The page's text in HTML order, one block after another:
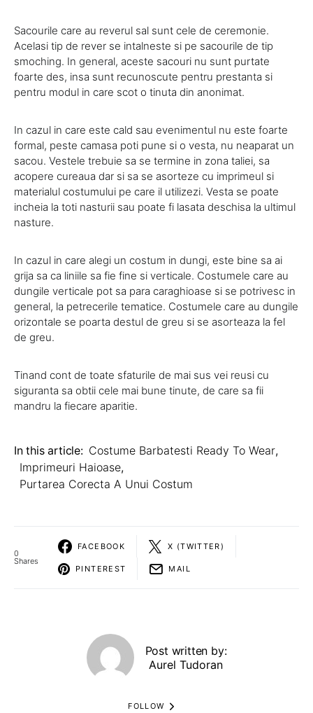
Sacourile care au reverul sal sunt cele de ceremonie.
Acelasi tip de rever se intalneste si pe sacourile de tip
smoching. In general, aceste sacouri nu sunt purtate
foarte des, insa sunt recunoscute pentru prestanta si
pentru modul in care scot o tinuta din anonimat.
In cazul in care este cald sau evenimentul nu este foarte
formal, peste camasa poti pune si o vesta, nu neaparat un
sacou. Vestele trebuie sa se termine in zona taliei, sa
acopere cureaua dar si sa se asorteze cu imprimeul si
materialul costumului pe care il utilizezi. Vesta se poate
incheia la toti nasturii sau poate fi lasata deschisa la ultimul
nasture.
In cazul in care alegi un costum in dungi, este bine sa ai
grija sa ca liniile sa fie fine si verticale. Costumele care au
dungile verticale pot sa para caraghioase si se potrivesc in
general, la petrecerile tematice. Costumele care au dungile
orizontale se poarta destul de greu si se asorteaza la fel
de greu.
Tinand cont de toate sfaturile de mai sus vei reusi cu
siguranta sa obtii cele mai bune tinute, de care sa fii
mandru la fiecare aparitie.
In this article: Costume Barbatesti Ready To Wear,
Imprimeuri Haioase,
Purtarea Corecta A Unui Costum
0
Shares
FACEBOOK X (TWITTER)
PINTEREST MAIL
Post written by:
Aurel Tudoran
FOLLOW